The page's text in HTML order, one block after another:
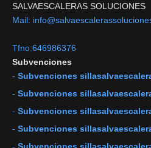
SALVAESCALERAS SOLUCIONES
Mail:
Tfno:646986376
Subvenciones
- Subvenciones
- Subvenciones
- Subvenciones
- Subvenciones